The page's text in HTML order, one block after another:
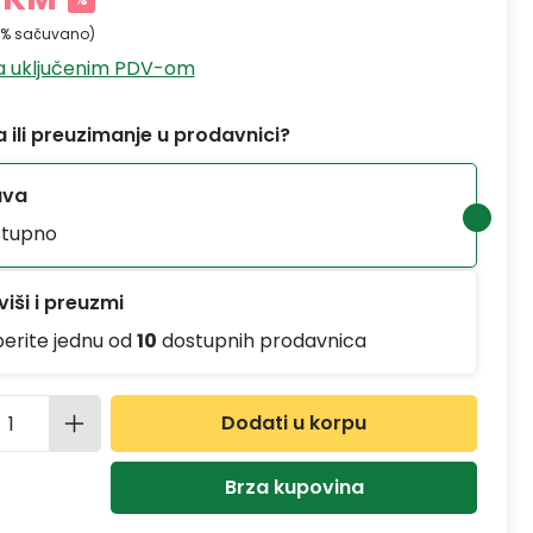
sačuvano)
uključenim PDV-om
ili preuzimanje u prodavnici?
i preuzmi
jednu od10 dostupnih prodavnica
proizvoda: Unesite željenu
Dodati u korpu
Brza kupovina